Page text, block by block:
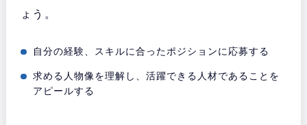
ょう。
自分の経験、スキルに合ったポジションに応募する
求める人物像を理解し、活躍できる人材であることを
アピールする